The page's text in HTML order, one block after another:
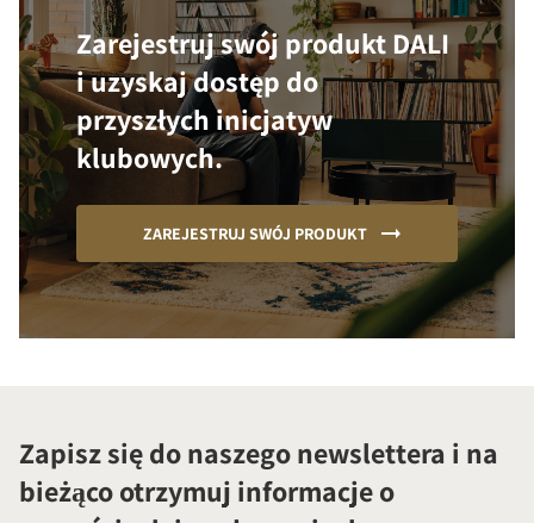
Zarejestruj swój produkt DALI
i uzyskaj dostęp do
przyszłych inicjatyw
klubowych.
ZAREJESTRUJ SWÓJ PRODUKT
Zapisz się do naszego newslettera i na
bieżąco otrzymuj informacje o